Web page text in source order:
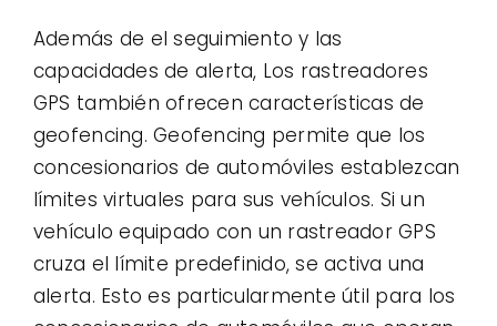
Además de el seguimiento y las
capacidades de alerta, Los rastreadores
GPS también ofrecen características de
geofencing. Geofencing permite que los
concesionarios de automóviles establezcan
límites virtuales para sus vehículos. Si un
vehículo equipado con un rastreador GPS
cruza el límite predefinido, se activa una
alerta. Esto es particularmente útil para los